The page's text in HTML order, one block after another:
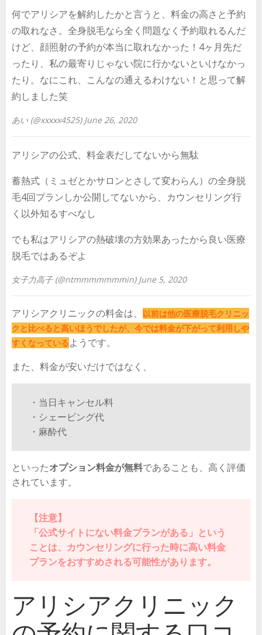
何でアリシアを解約したかと言うと、料金の高さと予約
の取れなさ。全身脱毛なら全く問題なく予約取れるんだ
けど、顔照射の予約が本当に取れなかった！4ヶ月先だ
ったり、私の最寄りじゃない院に行かないといけなかっ
たり。なにこれ、こんなの通えるわけない！と思って解
約しました笑
あい (@xxxxx4525) June 26, 2020
アリシアの公式、料金表だしてないから無駄
蓄熱式（ミュゼとかサロンとさして変わらん）の全身脱
毛4回プランしか公開してないから、カウンセリング行
く以外知るすべなし
でも私はアリシアの熱破壊の方効果あったから良い医療
脱毛ではあるぞよ
女子力高子 (@ntmmmmmmmin) June 5, 2020
アリシアクリニックの料金は、
以前は他の医療脱毛クリニッ
クと比べると高いほうでしたが、今では料金が下がって利用しや
すくなっているようです。
また、料金が安いだけではなく、
・当日キャンセル料
・シェービング代
・麻酔代
といったオプション料金が無料であることも、高く評価
されています。
【注意】
「公式サイトにない料金プランがある」という
ことは、カウンセリングに行った時に高い料金
プランをおすすめされる可能性があります。
アリシアクリニック